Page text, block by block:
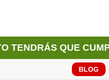
TENDRÁS QUE
BLOG